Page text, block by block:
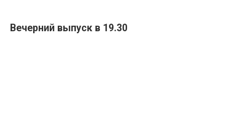
Вечерний выпуск в 19.30